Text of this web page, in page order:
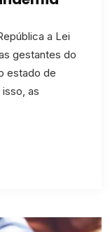
a Lei
gestantes do
estado de
as